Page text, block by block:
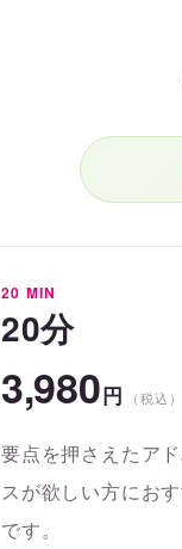
20 MIN
20分
3,980円 （税込）
要点を押さえたア
スが欲しい方にお
です。